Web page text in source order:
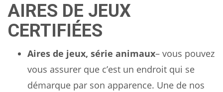
AIRES DE JEUX
CERTIFIÉES
Aires de jeux, série animaux– vous pouvez
vous assurer que c’est un endroit qui se
démarque par son apparence. Une de nos